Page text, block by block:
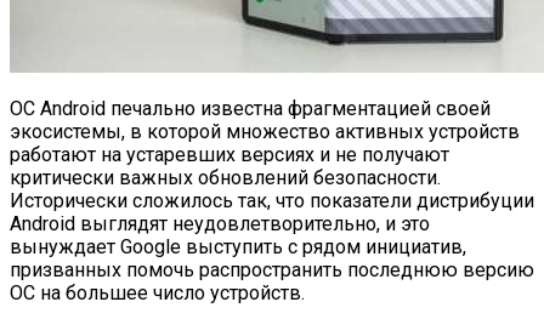
ОС Android печально известна фрагментацией своей
экосистемы, в которой множество активных устройств
работают на устаревших версиях и не получают
критически важных обновлений безопасности.
Исторически сложилось так, что показатели дистрибуции
Android выглядят неудовлетворительно, и это
вынуждает Google выступить с рядом инициатив,
призванных помочь распространить последнюю версию
ОС на большее число устройств.